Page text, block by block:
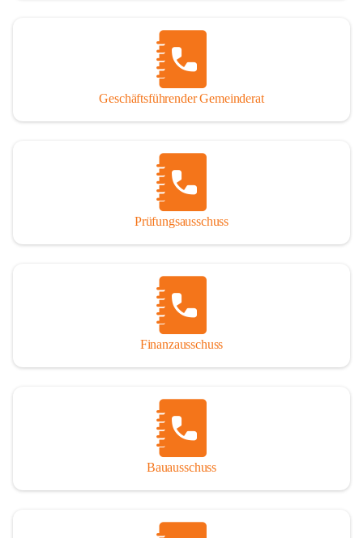
Geschäftsführender Gemeinderat
Prüfungsausschuss
Finanzausschuss
Bauausschuss